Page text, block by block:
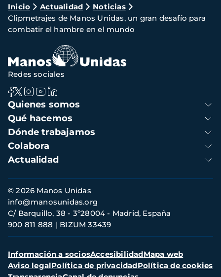
Ruta
de
navegación
Inicio Actualidad
Noticias
Clipmetrajes de Manos Unidas, un gran desafío para
combatir el hambre en el mundo
Navegación
principal
Quienes somos
Qué hacemos
Dónde trabajamos
Colabora
Actualidad
Redes sociales
Información
de
contacto
© 2026 Manos Unidas
C/ Barquillo, 38 - 3º28004 - Madrid, España
900 811 888
BIZUM 33439
info@manosunidas.org
Menú
secundario
Información a sociosAccesibilidadMapa web
Aviso legalPolítica de privacidadPolítica de cookies